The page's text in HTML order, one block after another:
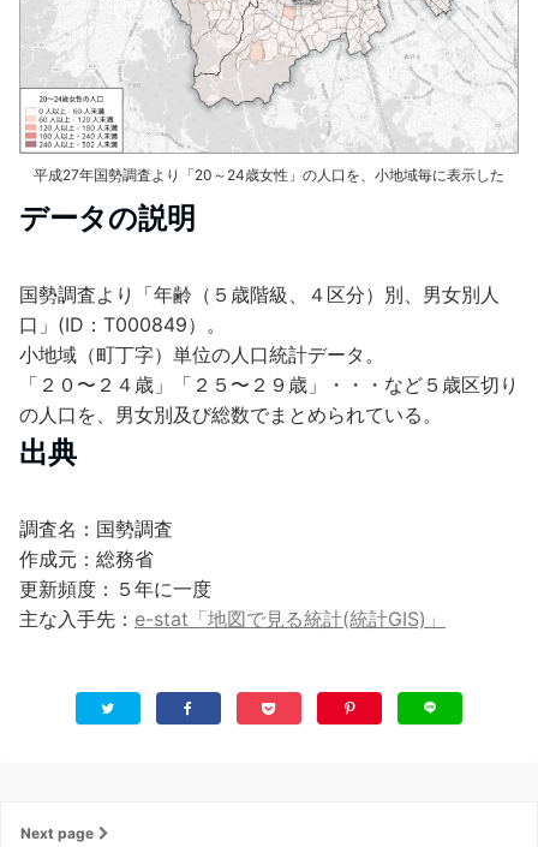
平成27年国勢調査より「20～24歳女性」の人口を、小地域毎に表示した
データの説明
国勢調査より「年齢（５歳階級、４区分）別、男女別人
口」(ID：T000849）。
小地域（町丁字）単位の人口統計データ。
「２０〜２４歳」「２５〜２９歳」・・・など５歳区切り
の人口を、男女別及び総数でまとめられている。
出典
調査名：国勢調査
作成元：総務省
更新頻度：５年に一度
主な入手先： e-stat「地図で見る統計(統計GIS)」
Next page